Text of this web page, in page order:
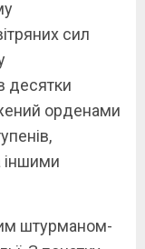
сил
десятки
орденами
іншими
штурманом-